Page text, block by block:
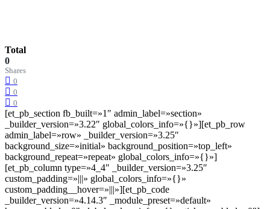
Total
0
Shares
0
0
0
[et_pb_section fb_built=»1″ admin_label=»section»
_builder_version=»3.22″ global_colors_info=»{}»][et_pb_row
admin_label=»row» _builder_version=»3.25″
background_size=»initial» background_position=»top_left»
background_repeat=»repeat» global_colors_info=»{}»]
[et_pb_column type=»4_4″ _builder_version=»3.25″
custom_padding=»|||» global_colors_info=»{}»
custom_padding__hover=»|||»][et_pb_code
_builder_version=»4.14.3″ _module_preset=»default»